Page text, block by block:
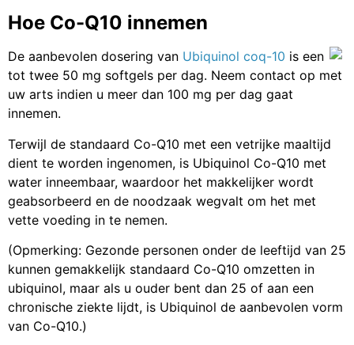
Hoe Co-Q10 innemen
De aanbevolen dosering van Ubiquinol coq-10 is een
tot twee 50 mg softgels per dag. Neem contact op met
uw arts indien u meer dan 100 mg per dag gaat
innemen.
Terwijl de standaard Co-Q10 met een vetrijke maaltijd
dient te worden ingenomen, is Ubiquinol Co-Q10 met
water inneembaar, waardoor het makkelijker wordt
geabsorbeerd en de noodzaak wegvalt om het met
vette voeding in te nemen.
(Opmerking: Gezonde personen onder de leeftijd van 25
kunnen gemakkelijk standaard Co-Q10 omzetten in
ubiquinol, maar als u ouder bent dan 25 of aan een
chronische ziekte lijdt, is Ubiquinol de aanbevolen vorm
van Co-Q10.)